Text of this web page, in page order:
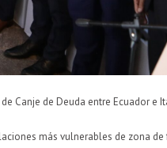
Canje de Deuda entre Ecuador e
más vulnerables de zona de